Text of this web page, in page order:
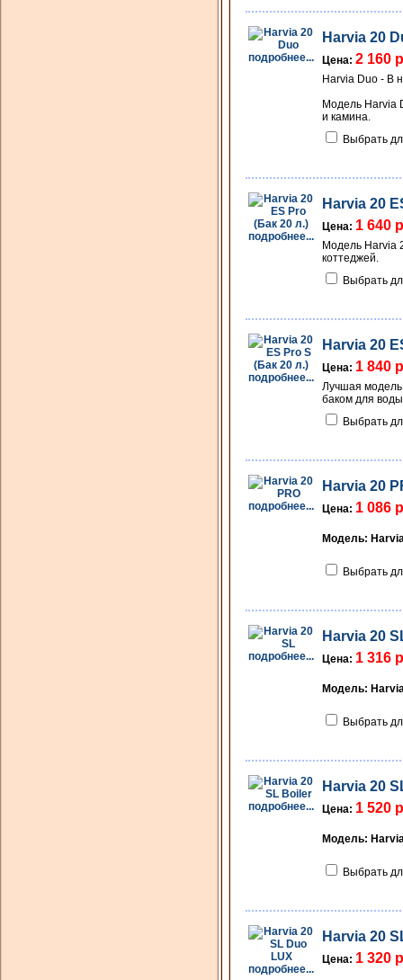
подробнее...
Harvia 20
Цена: 2 160
Harvia Duo - В
Модель Harvia
и камина.
Выбрать
подробнее...
Harvia 20
Цена: 1 640
Модель Harvia
коттеджей.
Выбрать
подробнее...
Harvia 20
Цена: 1 840
Лучшая модель
баком для
Выбрать
подробнее...
Harvia 20
Цена: 1 086
Модель:
Выбрать
подробнее...
Harvia 20
Цена: 1 316
Модель:
Выбрать
подробнее...
Harvia 20
Цена: 1 520
Модель:
Выбрать
подробнее...
Harvia 20
Цена: 1 320